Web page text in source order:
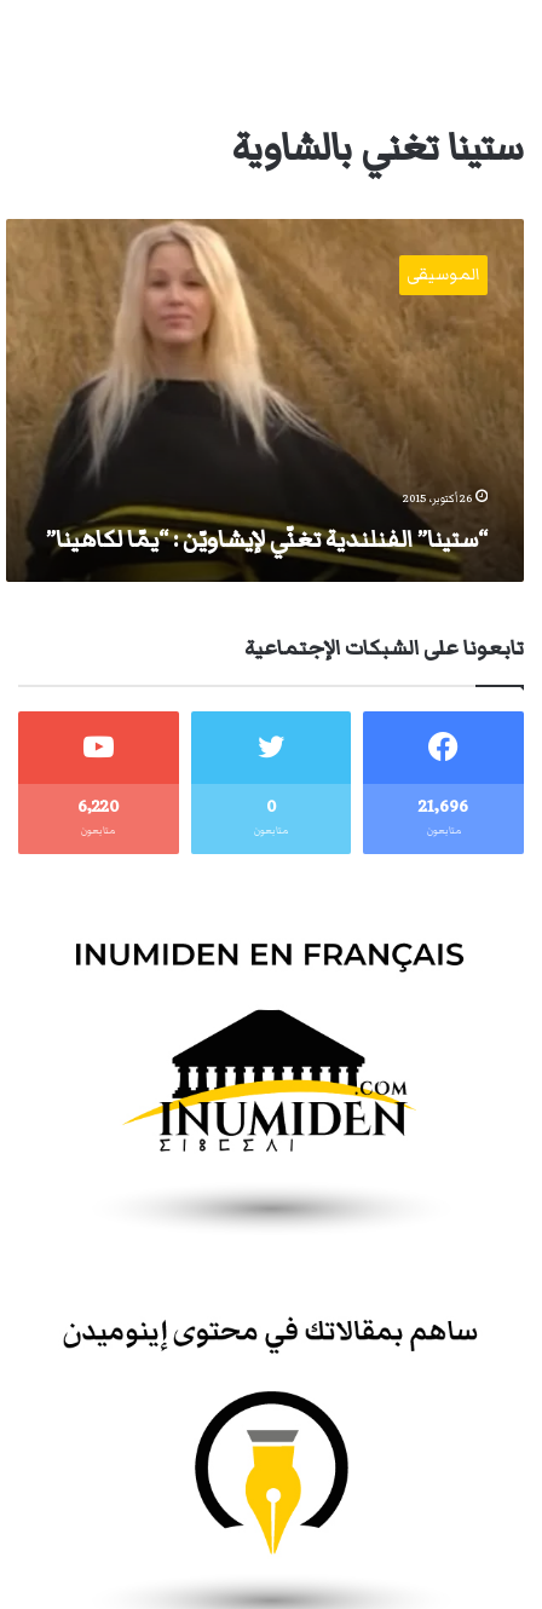
ستينا تغني بالشاوية
“ستينا”
الفنلندية
لإيشاويّن
“يمّا
الموسيقى
26 أكتوبر، 2015
“ستينا” الفنلندية تغنّي لإيشاويّن : “يمّا لكاهينا”
تابعونا على الشبكات الإجتماعية
21٬696
متابعون
0
متابعون
6٬220
متابعون